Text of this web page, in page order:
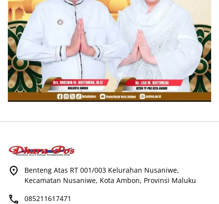
Benteng Atas RT 001/003 Kelurahan Nusaniwe,
Kecamatan Nusaniwe, Kota Ambon, Provinsi Maluku
085211617471